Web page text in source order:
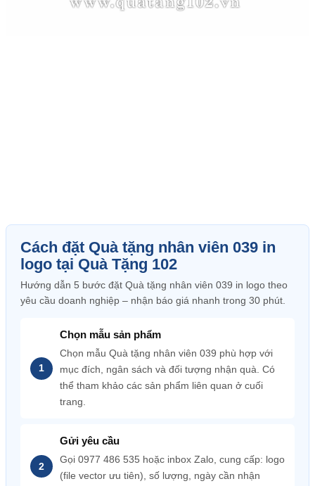
Cách đặt Quà tặng nhân viên 039 in
logo tại Quà Tặng 102
Hướng dẫn 5 bước đặt Quà tặng nhân viên 039 in logo theo
yêu cầu doanh nghiệp – nhận báo giá nhanh trong 30 phút.
Chọn mẫu sản phẩm
Chọn mẫu Quà tặng nhân viên 039 phù hợp với
mục đích, ngân sách và đối tượng nhận quà. Có
thể tham khảo các sản phẩm liên quan ở cuối
trang.
Gửi yêu cầu
Gọi 0977 486 535 hoặc inbox Zalo, cung cấp: logo
(file vector ưu tiên), số lượng, ngày cần nhận